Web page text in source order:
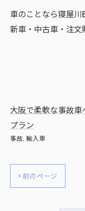
車のことなら寝屋川
新車・中古車・注文
大阪で柔軟な事故車
プラン
事故 輸入車
< 前のページ